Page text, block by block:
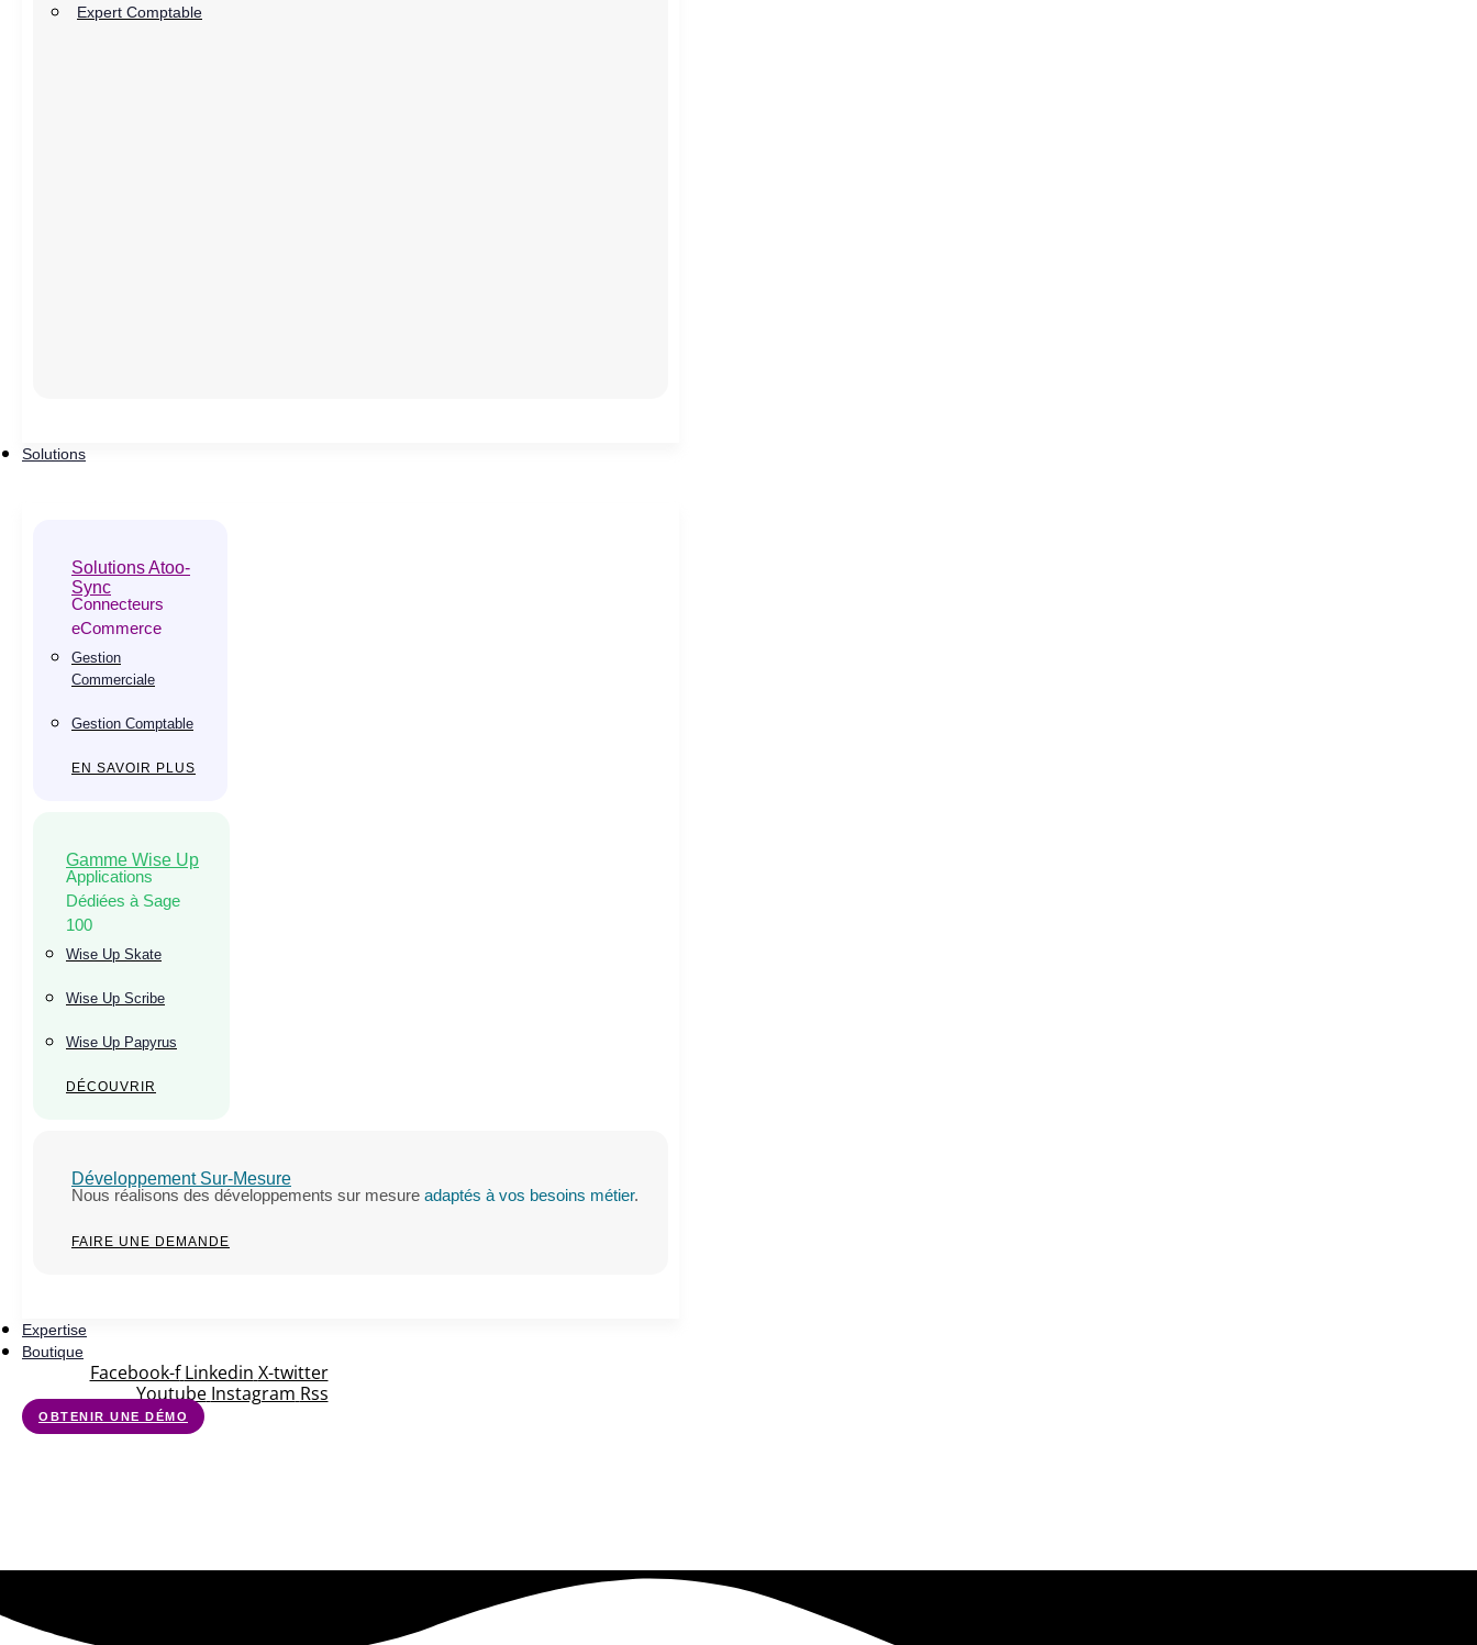
Expert Comptable
Solutions
Solutions Atoo-
Sync
Connecteurs
eCommerce
Gestion
Commerciale
Gestion Comptable
EN SAVOIR PLUS
Gamme Wise Up
Applications
Dédiées à Sage
100
Wise Up Skate
Wise Up Scribe
Wise Up Papyrus
DÉCOUVRIR
Développement Sur-Mesure
Nous réalisons des développements sur mesure adaptés à vos besoins métier.
FAIRE UNE DEMANDE
Expertise
Boutique
Facebook-f Linkedin X-twitter
Youtube Instagram Rss
OBTENIR UNE DÉMO